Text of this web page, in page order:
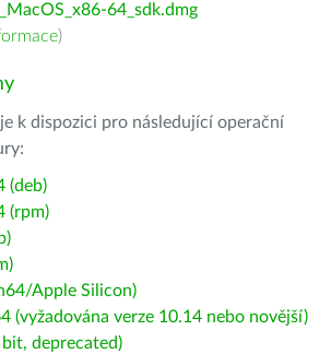
64_sdk.dmg
)
k dispozici pro následující operační
(deb)
(rpm)
Apple Silicon)
(vyžadována verze 10.14 nebo novější)
deprecated)